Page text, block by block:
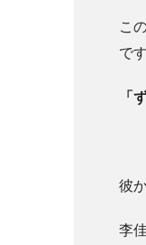
こ
です
「
彼
李